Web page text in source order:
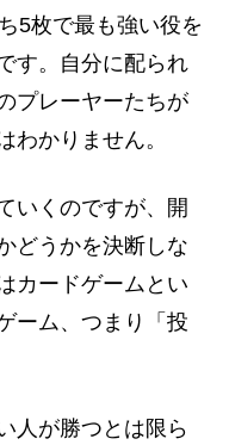
5枚で最も強い役を
す。自分に配られ
プレーヤーたちが
わかりません。
いくのですが、開
どうかを決断しな
カードゲームとい
ーム、つまり「投
人が勝つとは限ら